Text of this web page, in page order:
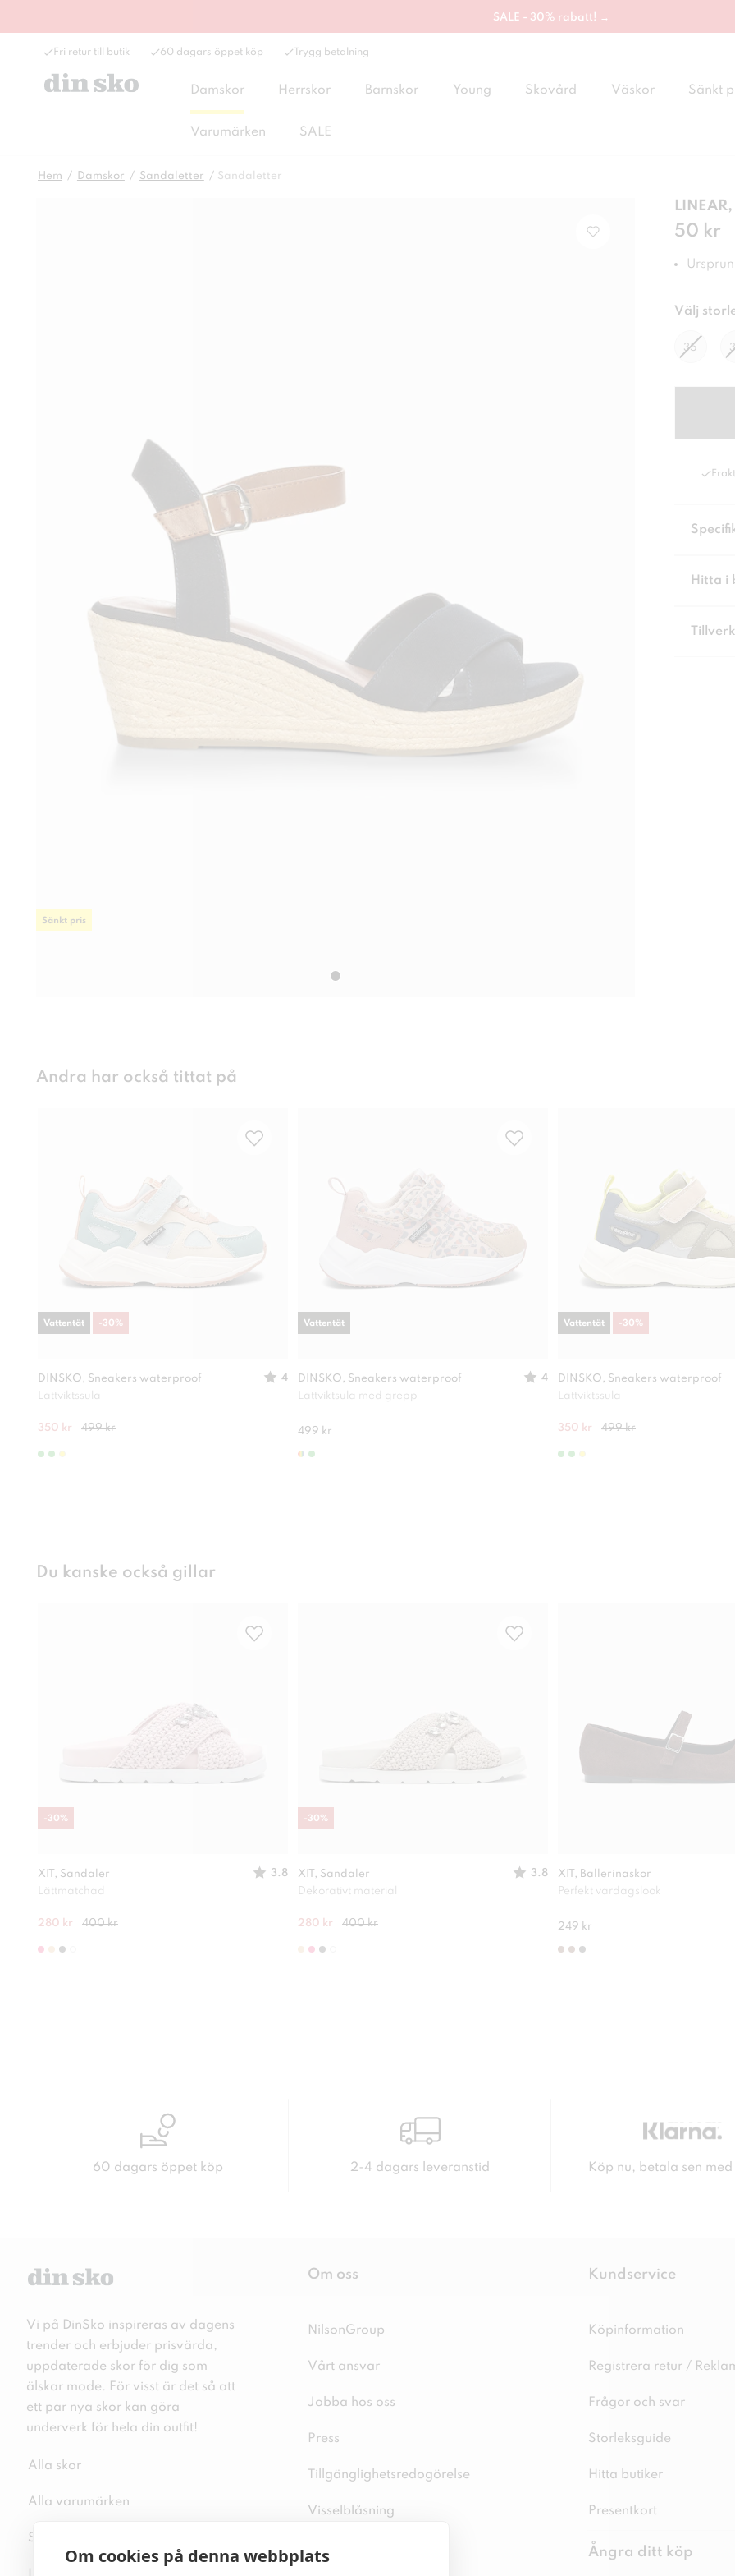
Om cookies på denna webbplats
SALE - 30% rabatt! →
Fri retur till butik 60 dagars öppet köp Trygg betalning
Damskor Herrskor Barnskor Young Skovård Väskor Sänkt
Varumärken SALE
Hem Damskor Sandaletter Sandaletter
Sänkt pris
Pris :50
50 kr
Välj
35
Hitta i
Andra har också tittat på
DINSKO, Sneakers waterproof
4
Lättviktssula
350 kr 499 kr
Vattentät -30%
DINSKO, Sneakers waterproof
4
Lättviktsula med grepp
499 kr
Vattentät
DINSKO, Sneakers waterproof
Lättviktssula
350 kr 499 kr
Vattentät -30%
Du kanske också gillar
XIT, Sandaler
3.8
Lättmatchad
280 kr 400 kr
-30%
XIT, Sandaler
3.8
Dekorativt material
280 kr 400 kr
-30%
XIT, Ballerinaskor
Perfekt vardagslook
249 kr
60 dagars öppet köp 2-4 dagars leveranstid Köp nu, betala sen
Vi på DinSko inspireras av dagens
trender och erbjuder prisvärda,
uppdaterade skor för dig som
älskar mode. För visst är det så att
ett par nya skor kan göra
underverk för hela din outfit!
Alla skor
Alla varumärken
Sitemap
Om oss
NilsonGroup
Vårt ansvar
Jobba hos oss
Press
Tillgänglighetsredogörelse
Visselblåsning
Kundservice
Köpinformation
Registrera retur /
Frågor och svar
Storleksguide
Hitta butiker
Presentkort
Ångra ditt köp